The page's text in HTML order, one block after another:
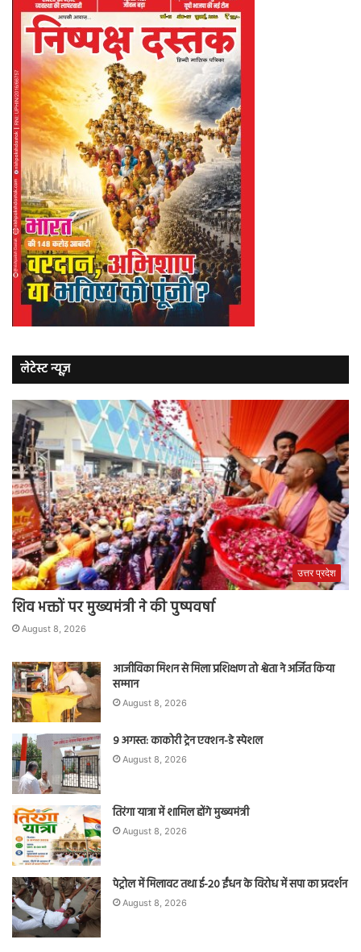
लेटेस्ट न्यूज़
उत्तर प्रदेश
शिव भक्तों पर मुख्यमंत्री ने की पुष्पवर्षा
August 8, 2026
आजीविका मिशन से मिला प्रशिक्षण तो श्वेता ने अर्जित किया
सम्मान
August 8, 2026
9 अगस्त: काकोरी ट्रेन एक्शन-डे स्पेशल
August 8, 2026
तिरंगा यात्रा में शामिल होंगे मुख्यमंत्री
August 8, 2026
पेट्रोल में मिलावट तथा ई-20 ईंधन के विरोध में सपा का प्रदर्शन
August 8, 2026